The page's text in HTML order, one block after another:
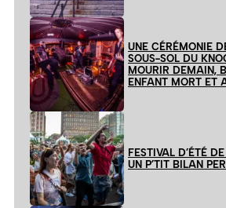
UNE CÉRÉMONIE
SOUS-SOL DU
MOURIR DEMAIN,
ENFANT MORT ET
FESTIVAL D’ÉTÉ
UN P’TIT BILAN